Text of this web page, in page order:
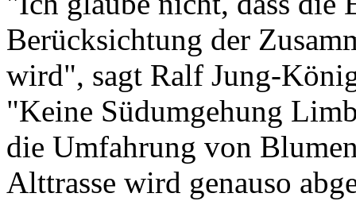
Berücksichtung der
wird", sagt Ralf Jung-
"Keine Südumgehung
die Umfahrung von
Alttrasse wird genauso